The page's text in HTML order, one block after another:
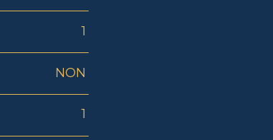
1
NON
1